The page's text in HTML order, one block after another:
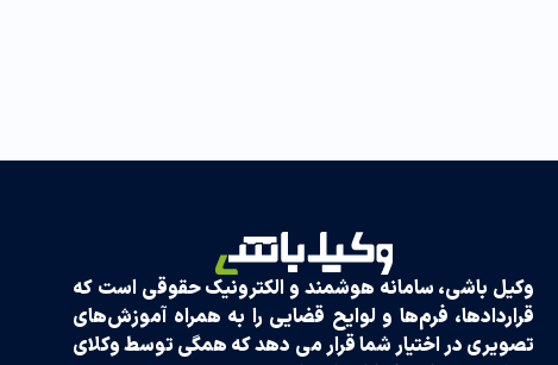
وکیل باشی، سامانه هوشمند و الکترونیک حقوقی است که
قراردادها، فرم‌ها و لوایح قضایی را به همراه آموزش‌های
تصویری در اختیار شما قرار می دهد که همگی توسط وکلای